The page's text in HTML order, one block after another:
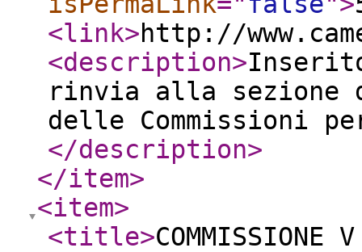
<link>http://
<description>
rinvia alla sezione
delle Commissioni
</description>
</item>
<item>
<title>COMMISSIONE